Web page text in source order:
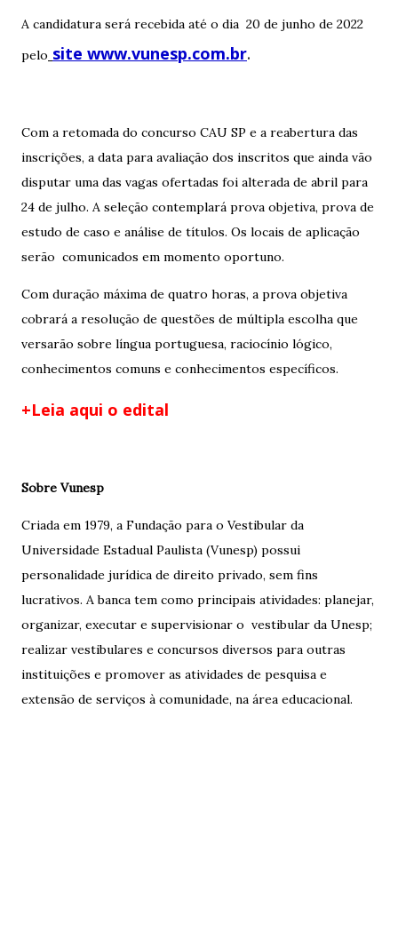
A candidatura será recebida até o dia 20 de junho de 2022
pelo site www.vunesp.com.br.
Com a retomada do concurso CAU SP e a reabertura das
inscrições, a data para avaliação dos inscritos que ainda vão
disputar uma das vagas ofertadas foi alterada de abril para
24 de julho. A seleção contemplará prova objetiva, prova de
estudo de caso e análise de títulos. Os locais de aplicação
serão comunicados em momento oportuno.
Com duração máxima de quatro horas, a prova objetiva
cobrará a resolução de questões de múltipla escolha que
versarão sobre língua portuguesa, raciocínio lógico,
conhecimentos comuns e conhecimentos específicos.
+Leia aqui o edital
Sobre Vunesp
Criada em 1979, a Fundação para o Vestibular da
Universidade Estadual Paulista (Vunesp) possui
personalidade jurídica de direito privado, sem fins
lucrativos. A banca tem como principais atividades: planejar,
organizar, executar e supervisionar o vestibular da Unesp;
realizar vestibulares e concursos diversos para outras
instituições e promover as atividades de pesquisa e
extensão de serviços à comunidade, na área educacional.